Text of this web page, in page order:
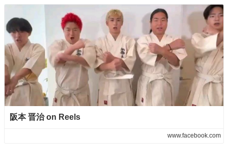
阪本 晋治 on Reels
www.facebook.com